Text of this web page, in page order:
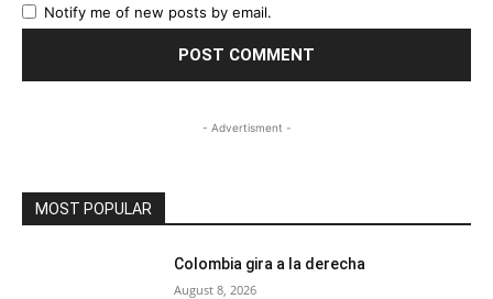
Notify me of new posts by email.
- Advertisment -
MOST POPULAR
Colombia gira a la derecha
August 8, 2026